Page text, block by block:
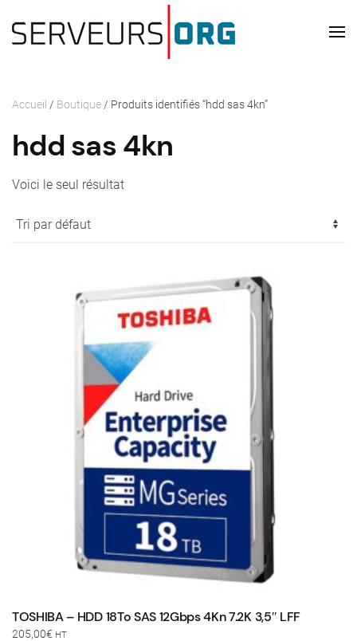
Passer au contenu principal
Accueil / Boutique / Produits identifiés “hdd sas 4kn”
hdd sas 4kn
Voici le seul résultat
TOSHIBA – HDD 18To SAS 12Gbps 4Kn 7.2K 3,5″ LFF
205,00€ HT